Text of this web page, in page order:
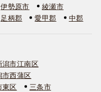
伊勢原市
綾瀬市
足柄郡 愛甲郡 中郡
潟市江南区
市西蒲区
東区
三条市